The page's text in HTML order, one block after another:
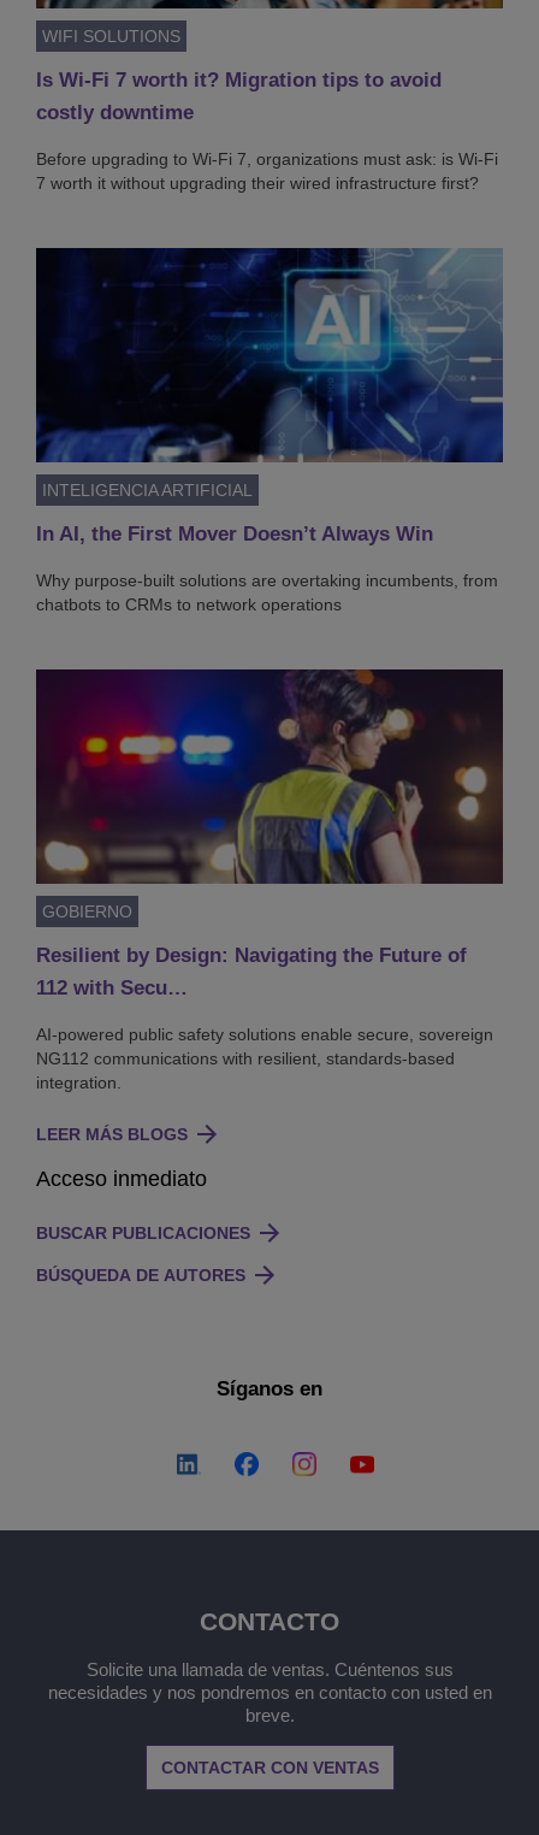
WIFI SOLUTIONS
Is Wi-Fi 7 worth it? Migration tips to avoid
costly downtime
Before upgrading to Wi-Fi 7, organizations must ask: is Wi-Fi
7 worth it without upgrading their wired infrastructure first?
INTELIGENCIA ARTIFICIAL
In AI, the First Mover Doesn’t Always Win
Why purpose-built solutions are overtaking incumbents, from
chatbots to CRMs to network operations
GOBIERNO
Resilient by Design: Navigating the Future of
112 with Secu…
AI-powered public safety solutions enable secure, sovereign
NG112 communications with resilient, standards-based
integration.
LEER MÁS BLOGS
Acceso inmediato
BUSCAR PUBLICACIONES
BÚSQUEDA DE AUTORES
Síganos en
CONTACTO
Solicite una llamada de ventas. Cuéntenos sus
necesidades y nos pondremos en contacto con usted en
breve.
CONTACTAR CON VENTAS